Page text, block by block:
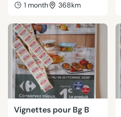
1 month 368km
Vignettes pour Bg B